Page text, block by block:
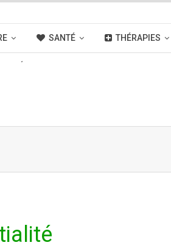
SANTÉ THÉRAPIES